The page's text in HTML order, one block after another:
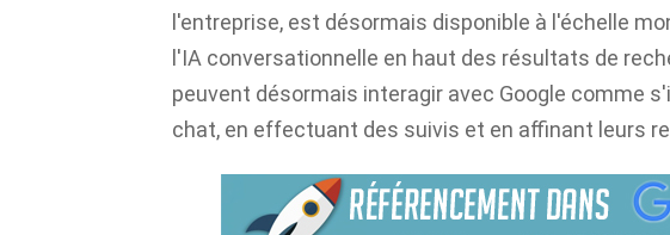
l'entreprise, est désormais disponible à l'échelle
l'IA conversationnelle en haut des résultats de
peuvent désormais interagir avec Google comme
chat, en effectuant des suivis et en affinant leurs